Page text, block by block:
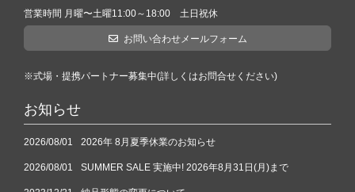
営業時間 月曜〜土曜11:00～18:00 土日祝休
お問い合わせメールフォーム
※式場・提携パートナー募集中(詳しくはお問合せください)
お知らせ
2026/08/01 2026年 8月夏季休業のお知らせ
2026/08/01 SUMMER SALE 実施中! 2026年8月31日(月)まで